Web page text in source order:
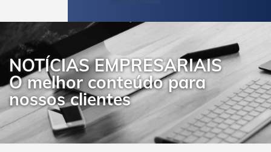
NOTÍCIAS EMPRESARIAIS
O melhor conteúdo para
nossos clientes